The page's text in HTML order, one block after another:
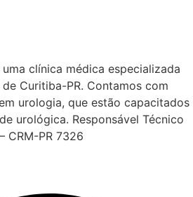
clínica médica especializada
Curitiba-PR. Contamos com
urologia, que estão capacitados
urológica. Responsável Técnico
CRM-PR 7326